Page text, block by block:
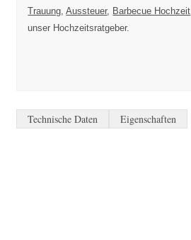
Trauung ,Aussteuer, Barbecue Hochzeit
unser Hochzeitsratgeber.
Technische Daten Eigenschaften